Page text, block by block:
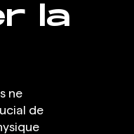
la
ne
de